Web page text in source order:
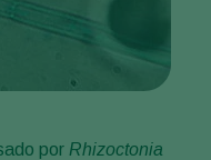
por Rhizoctonia